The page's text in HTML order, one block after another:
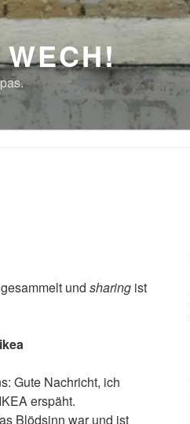
und sharing ist
Gute Nachricht, ich
erspäht.
Blödsinn war und ist